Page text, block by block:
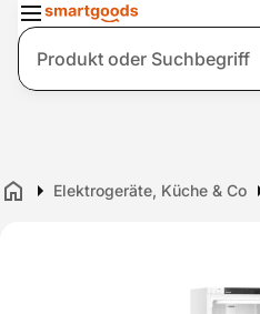
Suche
Home Elektrogeräte, Küche & Co